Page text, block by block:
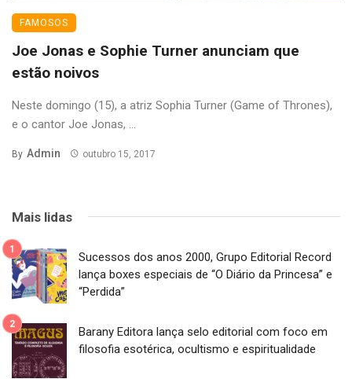
FAMOSOS
Joe Jonas e Sophie Turner anunciam que
estão noivos
Neste domingo (15), a atriz Sophia Turner (Game of Thrones),
e o cantor Joe Jonas, ...
By Admin outubro 15, 2017
Mais lidas
Sucessos dos anos 2000, Grupo Editorial Record
lança boxes especiais de “O Diário da Princesa” e
“Perdida”
Barany Editora lança selo editorial com foco em
filosofia esotérica, ocultismo e espiritualidade